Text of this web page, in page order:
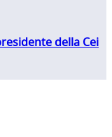
della Cei